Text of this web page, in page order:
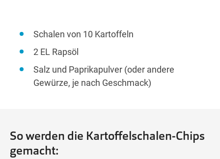
Schalen von 10 Kartoffeln
2 EL Rapsöl
Salz und Paprikapulver (oder andere
Gewürze, je nach Geschmack)
So werden die Kartoffelschalen-Chips
gemacht: